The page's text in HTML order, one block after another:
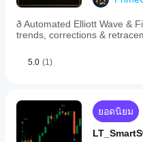
ð Automated Elliott Wave
trends, corrections &
5.0 (1)
ยอดนิยม